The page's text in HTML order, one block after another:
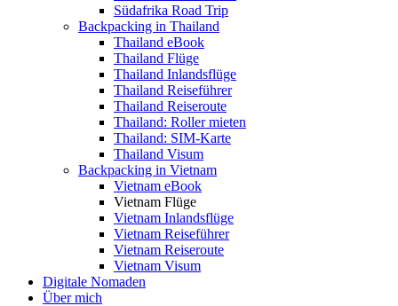
Südafrika Road Trip
Backpacking in Thailand
Thailand eBook
Thailand Flüge
Thailand Inlandsflüge
Thailand Reiseführer
Thailand Reiseroute
Thailand: Roller mieten
Thailand: SIM-Karte
Thailand Visum
Backpacking in Vietnam
Vietnam eBook
Vietnam Flüge
Vietnam Inlandsflüge
Vietnam Reiseführer
Vietnam Reiseroute
Vietnam Visum
Digitale Nomaden
Über mich